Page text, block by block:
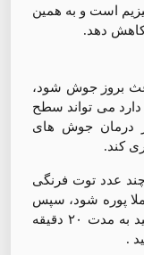
است و به همین
دهد.
بروز جوش شود،
می تواند سطح
درمان جوش های
کند.
عدد توت فرنگی
پوره شود، سپس
روی پوست خود ماساژ دهید و اجازه دهید به مدت ۲۰ دقیقه
.